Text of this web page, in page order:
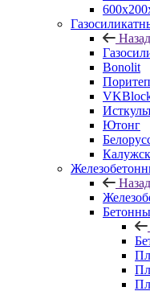
Назад
Bonolit
Поритеп
Ютонг
Назад